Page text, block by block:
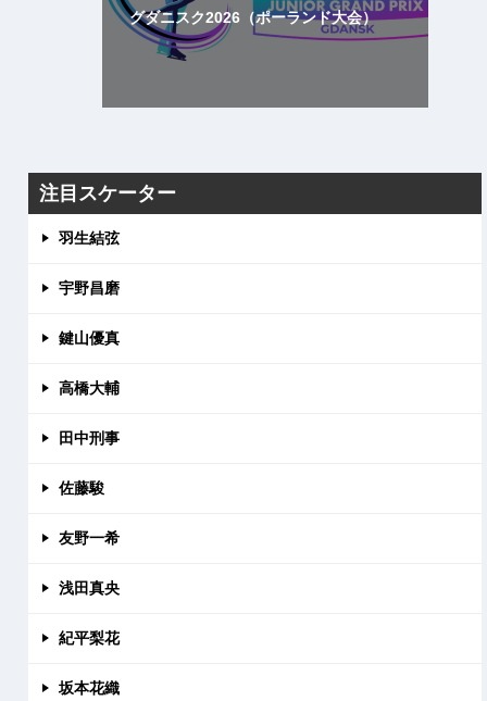
グダニスク2026（ポーランド大会）
注目スケーター
羽生結弦
宇野昌磨
鍵山優真
高橋大輔
田中刑事
佐藤駿
友野一希
浅田真央
紀平梨花
坂本花織